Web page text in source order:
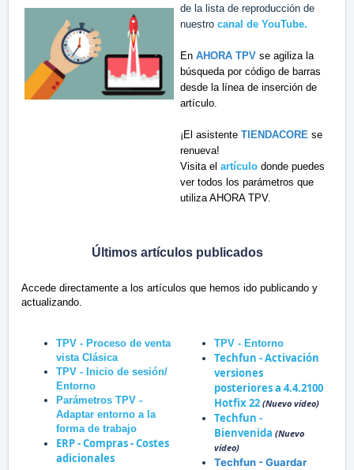
de la lista de reproducción de
nuestro canal de YouTube.
En AHORA TPV se agiliza la
búsqueda por código de barras
desde la línea de inserción de
artículo.
¡El asistente TIENDACORE se
renueva!
Visita el artículo donde puedes
ver todos los parámetros que
utiliza AHORA TPV.
Últimos artículos publicados
Accede directamente a los artículos que hemos ido publicando y
actualizando.
TPV - Proceso de venta
vista Clásica
TPV - Inicio de sesión/
Entorno
Parámetros TPV -
Adaptar entorno a la
forma de trabajo
ERP - Compras - Costes
adicionales
TPV - Entorno
Techfun - Activación
versiones
posteriores a 4.4.2100
Hotfix 22 (Nuevo vídeo)
Techfun -
Bienvenida (Nuevo
vídeo)
Techfun - Guardar